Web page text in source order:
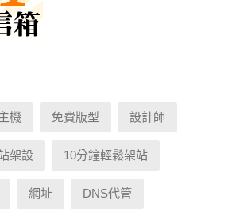
機 免費版型 設計師
架設 10分鐘輕鬆架站
網址 DNS代管